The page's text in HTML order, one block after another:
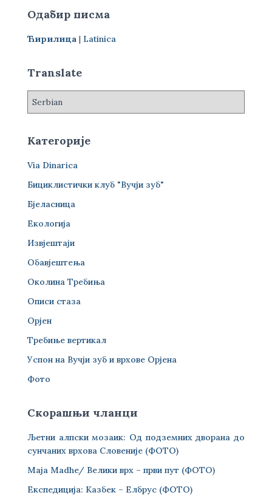
а
а
а
Одабир писма
Ћирилица | Latinica
Translate
Категорије
Via Dinarica
Бициклистички клуб "Вучји зуб"
Бјеласница
Екологија
Извјештаји
Обавјештења
Околина Требиња
Описи стаза
Орјен
Требиње вертикал
Успон на Вучји зуб и врхове Орјена
Фото
Скорашњи чланци
Љетни алпски мозаик: Од подземних дворана до
сунчаних врхова Словеније (ФОТО)
Maja Madhe/ Велики врх – први пут (ФОТО)
Експедиција: Казбек – Елбрус (ФОТО)